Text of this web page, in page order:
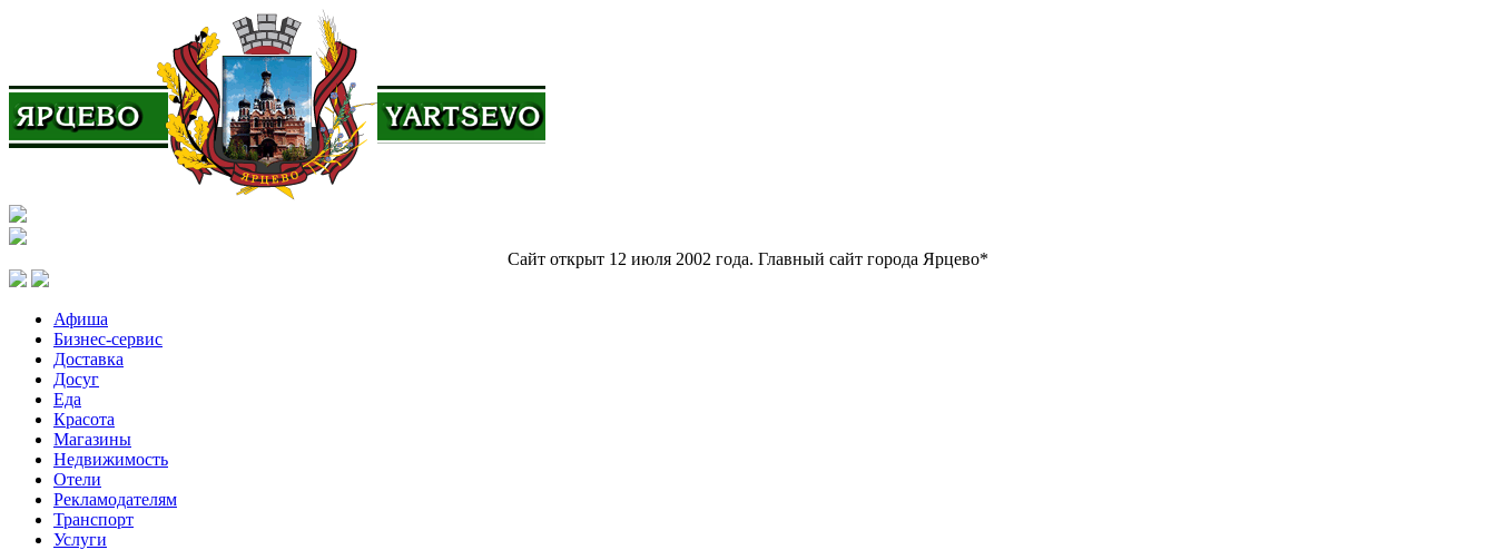
Сайт открыт 12 июля 2002 года. Главный сайт города Ярцево*
Афиша
Бизнес-сервис
Доставка
Досуг
Еда
Красота
Магазины
Недвижимость
Отели
Рекламодателям
Транспорт
Услуги